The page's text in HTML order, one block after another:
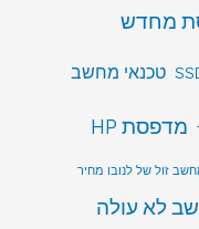
מחדש
טכנאי מחשב
מדפסת HP
זול של לנובו מחיר
לא עולה